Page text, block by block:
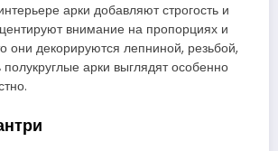
арки добавляют строгость и
внимание на пропорциях и
они декорируются лепниной, резьбой,
арки выглядят особенно